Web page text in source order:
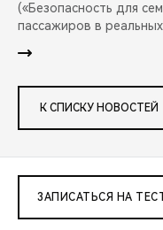
(«Безопасность для
пассажиров в
К СПИСКУ НОВОСТЕЙ
ЗАПИСАТЬСЯ НА